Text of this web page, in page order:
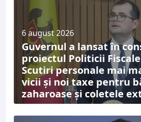
6 august 2026
Guvernul a lansat în
proiectul Politicii
Scutiri personale mai
vicii și noi taxe pentru
zaharoase și coletele